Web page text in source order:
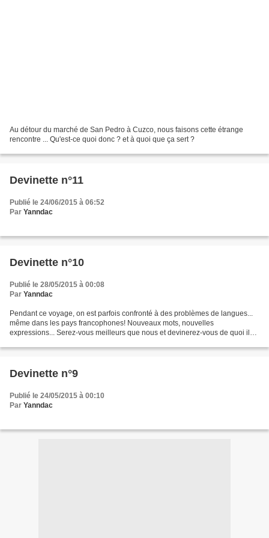
Au détour du marché de San Pedro à Cuzco, nous faisons cette étrange
rencontre ... Qu'est-ce quoi donc ? et à quoi que ça sert ?
Devinette n°11
Publié le 24/06/2015 à 06:52
Par Yanndac
Devinette n°10
Publié le 28/05/2015 à 00:08
Par Yanndac
Pendant ce voyage, on est parfois confronté à des problèmes de langues...
même dans les pays francophones! Nouveaux mots, nouvelles
expressions... Serez-vous meilleurs que nous et devinerez-vous de quoi il
Devinette n°9
Publié le 24/05/2015 à 00:10
Par Yanndac